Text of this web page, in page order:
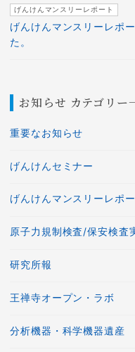
げんけんマンスリーレポ
た。
げんけんマンスリーレポート
お知らせ カテゴリー
重要なお知らせ
げんけんセミナー
げんけんマンスリーレポ
原子力規制検査/保安検査
研究所報
王禅寺オープン・ラボ
分析機器・科学機器遺産